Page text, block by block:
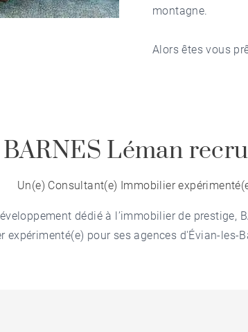
montagne.
Alors êtes vous
BARNES Léman
Un(e) Consultant(e) Immobilier
dédié à l’immobilier de prestige,
expérimenté(e) pour ses agences d'Évian-les-